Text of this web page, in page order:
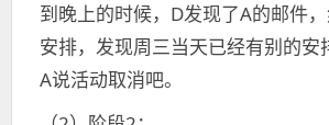
到晚上的时候，D发现了A的邮件
安排，发现周三当天已经有别的安
A说活动取消吧。